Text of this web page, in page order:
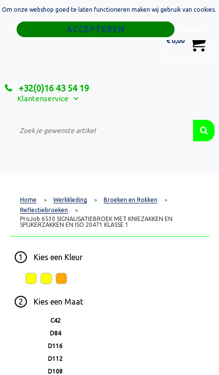
€ 0,00
+32(0)16 43 54 19
Klantenservice
Home
Relatiegeschenken
Custom Made Projecten
Home > Werkkleding > Broeken en Rokken >
Reflectiebroeken >
ProJob 6530 SIGNALISATIEBROEK MET KNIEZAKKEN EN
SPIJKERZAKKEN EN ISO 20471 KLASSE 1
1 Kies een Kleur
2 Kies een Maat
C42
D84
D116
D112
D108
Om onze webshop goed te laten functioneren maken wij gebruik van cookies.